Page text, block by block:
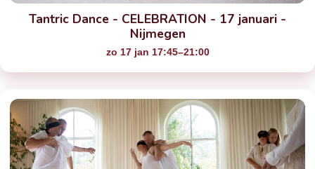
Tantric Dance - CELEBRATION - 17 januari -
Nijmegen
zo 17 jan 17:45–21:00